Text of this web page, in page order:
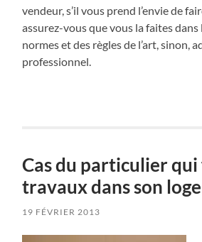
vendeur, s’il vous prend l’envie de
assurez-vous que vous la faites dans
normes et des règles de l’art, sinon,
professionnel.
Cas du particulier
travaux dans son
19 FÉVRIER 2013